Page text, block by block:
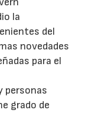
la
del
novedades
para el
personas
grado de